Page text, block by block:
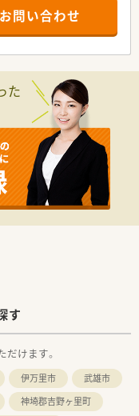
浅い方でも安心して勤務
お問い合わせ
た
す
けます。
伊万里市
武雄市
神埼郡吉野ヶ里町